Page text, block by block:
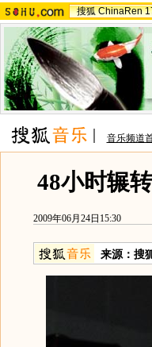
搜狐 ChinaRen
音乐频道
48小时辗
2009年06月24日15:30
来源： 搜